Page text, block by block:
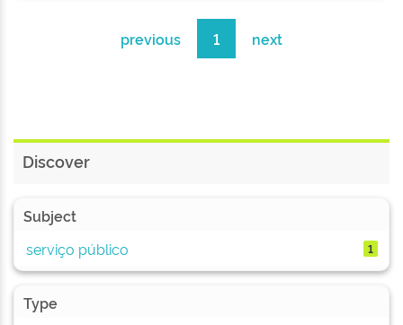
previous 1 next
Discover
Subject
serviço público
1
Type